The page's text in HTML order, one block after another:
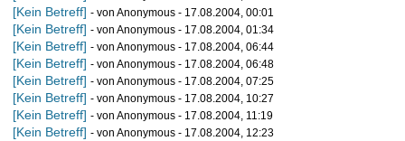
[Kein Betreff] - von Anonymous - 17.08.2004, 00:01
[Kein Betreff] - von Anonymous - 17.08.2004, 01:34
[Kein Betreff] - von Anonymous - 17.08.2004, 06:44
[Kein Betreff] - von Anonymous - 17.08.2004, 06:48
[Kein Betreff] - von Anonymous - 17.08.2004, 07:25
[Kein Betreff] - von Anonymous - 17.08.2004, 10:27
[Kein Betreff] - von Anonymous - 17.08.2004, 11:19
[Kein Betreff] - von Anonymous - 17.08.2004, 12:23